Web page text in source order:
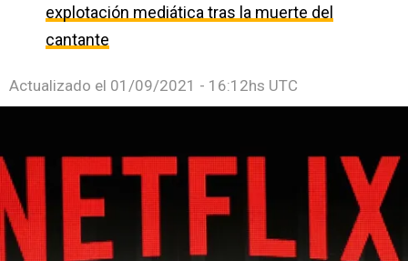
explotación mediática tras la muerte del
cantante
Actualizado el 01/09/2021 - 16:12hs UTC